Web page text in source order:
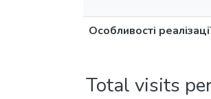
Особливості
Total visits